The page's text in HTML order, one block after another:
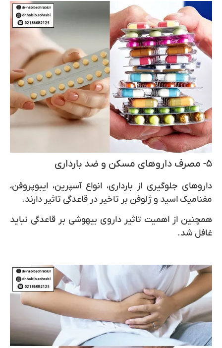
۵- مصرف داروهای مسکن و ضد بارداری
داروهای جلوگیری از بارداری، انواع آسپرین، ایبوپروفن،
مفنامیک اسید و ژلوفن بر تاخیر در قاعدگی تاثیر دارند.
همچنین از اهمیت تاثیر داروی بیهوشی بر قاعدگی نباید
غافل شد.